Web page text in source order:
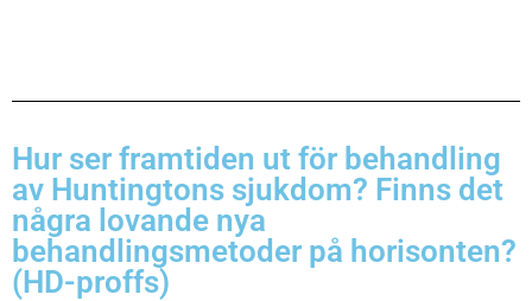
Hur ser framtiden ut för behandling
av Huntingtons sjukdom? Finns det
några lovande nya
behandlingsmetoder på horisonten?
(HD-proffs)